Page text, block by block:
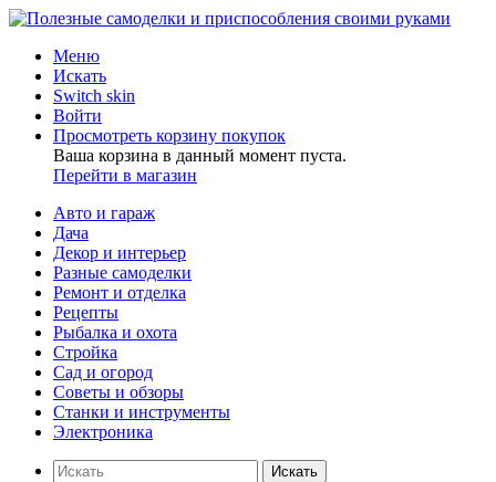
Меню
Искать
Switch skin
Войти
Просмотреть корзину покупок
Ваша корзина в данный момент пуста.
Перейти в магазин
Авто и гараж
Дача
Декор и интерьер
Разные самоделки
Ремонт и отделка
Рецепты
Рыбалка и охота
Стройка
Сад и огород
Советы и обзоры
Станки и инструменты
Электроника
Искать